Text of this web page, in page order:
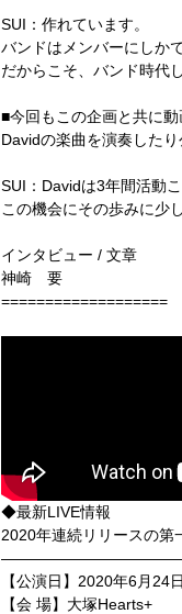
SUI：作れています。
バンドはメンバーにしか
だからこそ、バンド時代
■今回もこの企画と共に
Davidの楽曲を演奏した
SUI：Davidは3年間活動
この機会にその歩みに少
インタビュー / 文章
神崎 要
===================
◆最新LIVE情報
2020年連続リリースの第
【公演日】2020年6月24
【会 場】大塚Hearts+